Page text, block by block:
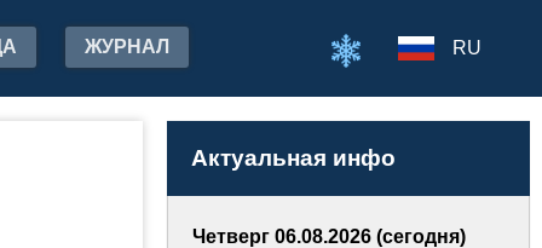
ЖУРНАЛ RU
Актуальная инфо
Четверг 06.08.2026 (сегодня)